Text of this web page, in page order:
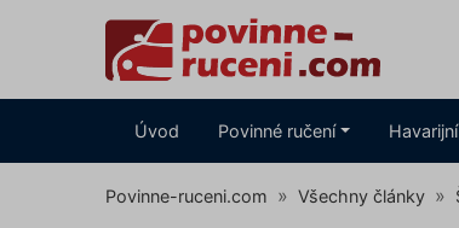
Úvod Povinné ručení
Povinne-ruceni.com Všechny články